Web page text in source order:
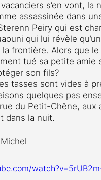
s’en vont,
assassinée dans
Peiry qui est
qui lui révèle
la frontière. Alors que
tué sa petite amie
son fils?
tasses sont vides à
quelques pas
du Petit-Chêne,
dans la nuit.